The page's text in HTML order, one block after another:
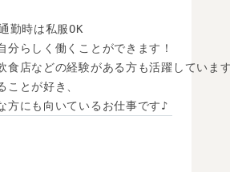
勤時は私服OK
分らしく働くことができます！
食店などの経験がある方も活躍していま
ことが好き、
方にも向いているお仕事です♪